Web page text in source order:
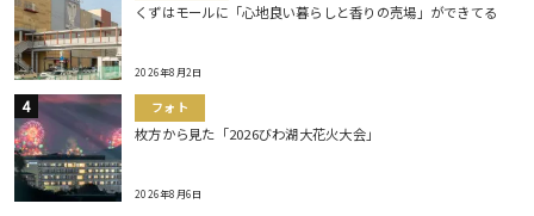
くずはモールに「心地良い暮らしと香りの売場」ができてる
2026年8月2日
フォト
枚方から見た「2026びわ湖大花火大会」
2026年8月6日